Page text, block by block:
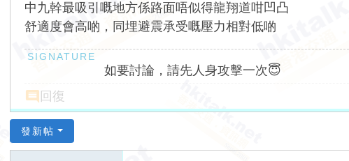
中九幹最吸引嘅地方係路面唔似得龍翔道咁凹凸
舒適度會高啲，同埋避震承受嘅壓力相對低啲
如要討論，請先人身攻擊一次😇
回復
發新帖